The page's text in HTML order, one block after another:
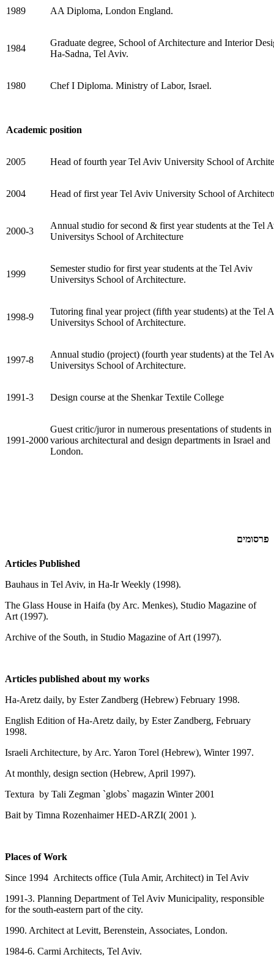
1989 AA Diploma, London England.
1984
Graduate degree, School of Architecture and Interior
Ha-Sadna, Tel Aviv.
1980 Chef I Diploma. Ministry of Labor, Israel.
Academic position
2005 Head of fourth year Tel Aviv University School of
2004 Head of first year Tel Aviv University School of
2000-3
Annual studio for second & first year students at the Tel
Universitys School of Architecture
1999
Semester studio for first year students at the Tel Aviv
Universitys School of Architecture.
1998-9
Tutoring final year project (fifth year students) at the Tel
Universitys School of Architecture.
1997-8
Annual studio (project) (fourth year students) at the Tel
Universitys School of Architecture.
1991-3 Design course at the Shenkar Textile College
1991-2000
Guest critic/juror in numerous presentations of students in
various architectural and design departments in Israel and
London.
פרסומים
Articles Published
Bauhaus in Tel Aviv, in Ha-Ir Weekly (1998).
The Glass House in Haifa (by Arc. Menkes), Studio Magazine of
Art (1997).
Archive of the South, in Studio Magazine of Art (1997).
Articles published about my works
Ha-Aretz daily, by Ester Zandberg (Hebrew) February 1998.
English Edition of Ha-Aretz daily, by Ester Zandberg, February
1998.
Israeli Architecture, by Arc. Yaron Torel (Hebrew), Winter 1997.
At monthly, design section (Hebrew, April 1997).
Textura by Tali Zegman `globs` magazin Winter 2001
Bait by Timna Rozenhaimer HED-ARZI( 2001 ).
Places of Work
Since 1994 Architects office (Tula Amir, Architect) in Tel Aviv
1991-3. Planning Department of Tel Aviv Municipality, responsible
for the south-eastern part of the city.
1990. Architect at Levitt, Berenstein, Associates, London.
1984-6. Carmi Architects, Tel Aviv.